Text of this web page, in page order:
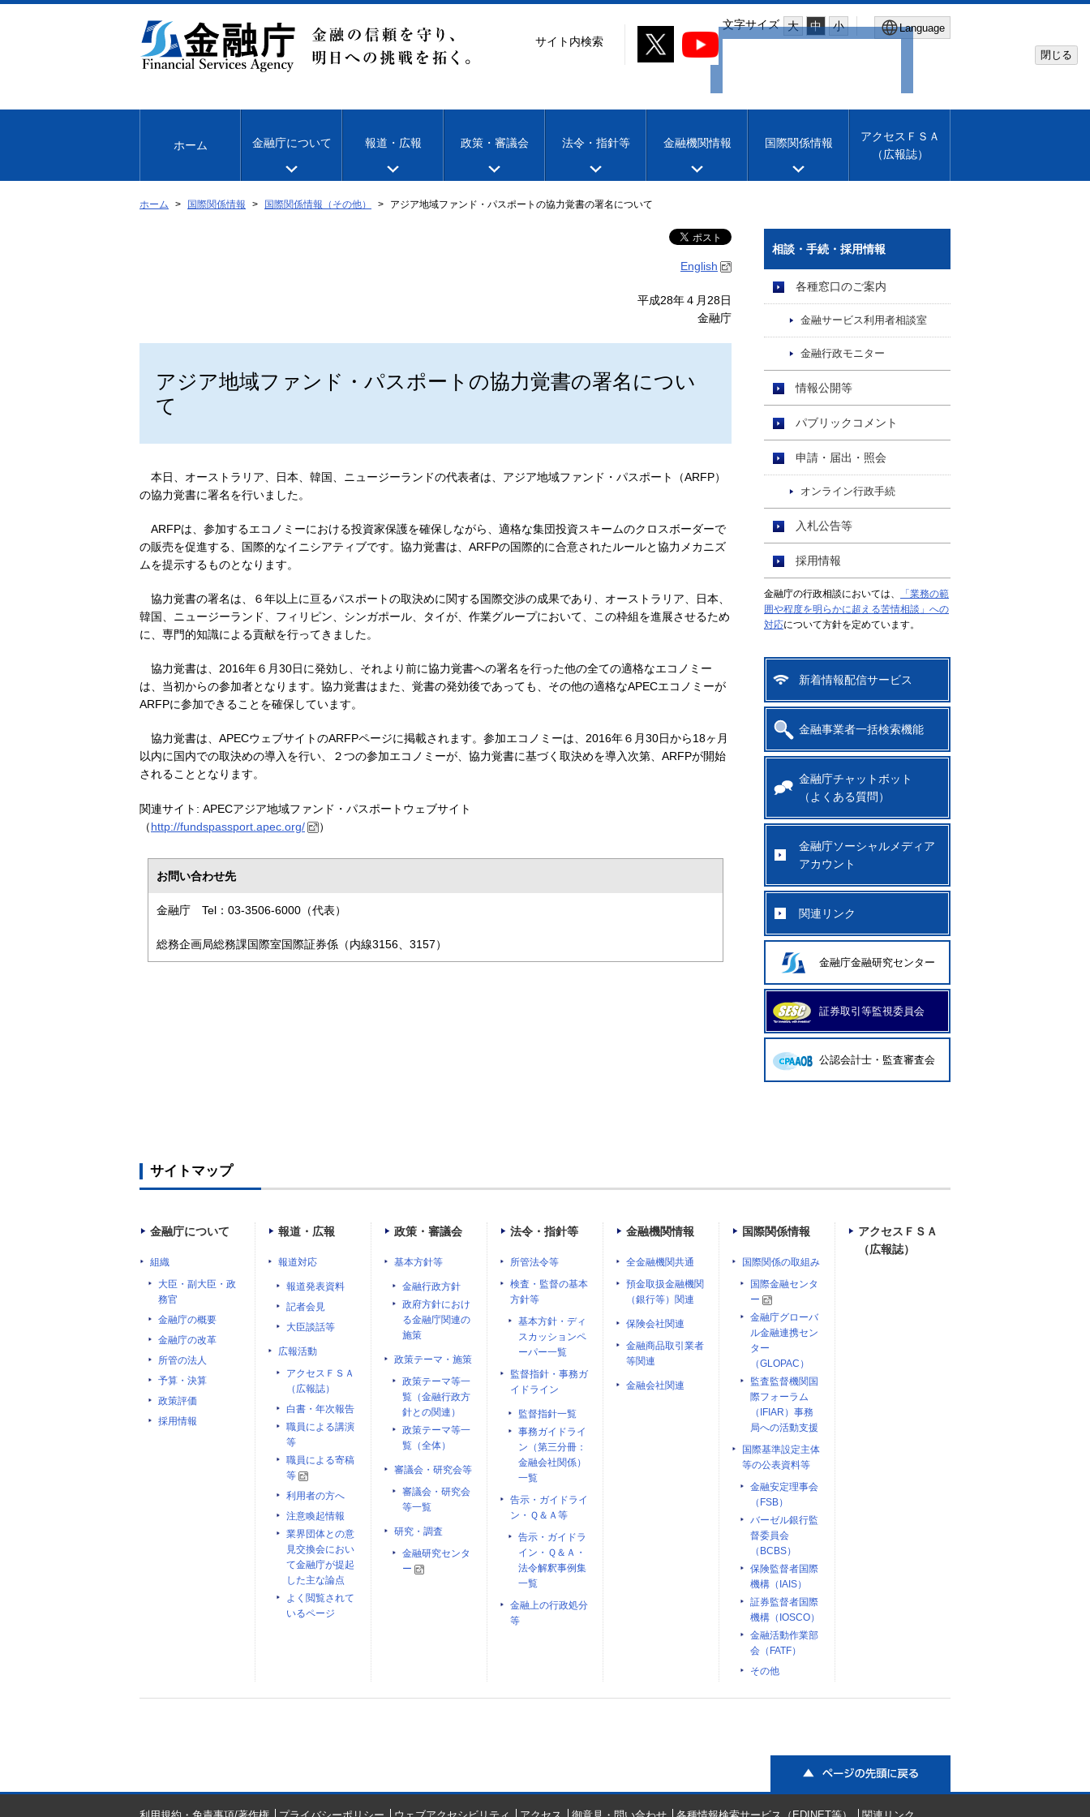
文
移
文字サイズ 大 中 小 Language
Machine translation
閉じる
サイト内検索
ホーム 金融庁について 報道・広報 政策・審議会 法令・指針等 金融機関情報 国際関係情報
アクセスＦＳＡ
（広報誌）
ホーム 国際関係情報 国際関係情報（その他） アジア地域ファンド・パスポートの協力覚書の署名について
English
平成28年４月28日
金融庁
アジア地域ファンド・パスポートの協力覚書の署名につい
て
本日、オーストラリア、日本、韓国、ニュージーランドの代表者は、アジア地域ファンド・パスポート（ARFP）
の協力覚書に署名を行いました。
ARFPは、参加するエコノミーにおける投資家保護を確保しながら、適格な集団投資スキームのクロスボーダーで
の販売を促進する、国際的なイニシアティブです。協力覚書は、ARFPの国際的に合意されたルールと協力メカニズ
ムを提示するものとなります。
協力覚書の署名は、６年以上に亘るパスポートの取決めに関する国際交渉の成果であり、オーストラリア、日本、
韓国、ニュージーランド、フィリピン、シンガポール、タイが、作業グループにおいて、この枠組を進展させるため
に、専門的知識による貢献を行ってきました。
協力覚書は、2016年６月30日に発効し、それより前に協力覚書への署名を行った他の全ての適格なエコノミー
は、当初からの参加者となります。協力覚書はまた、覚書の発効後であっても、その他の適格なAPECエコノミーが
ARFPに参加できることを確保しています。
協力覚書は、APECウェブサイトのARFPページに掲載されます。参加エコノミーは、2016年６月30日から18ヶ月
以内に国内での取決めの導入を行い、２つの参加エコノミーが、協力覚書に基づく取決めを導入次第、ARFPが開始
されることとなります。
関連サイト: APECアジア地域ファンド・パスポートウェブサイト
（http://fundspassport.apec.org/ ）
お問い合わせ先
金融庁 Tel：03-3506-6000（代表）
総務企画局総務課国際室国際証券係（内線3156、3157）
相談・手続・採用情報
各種窓口のご案内
金融サービス利用者相談室
金融行政モニター
情報公開等
パブリックコメント
申請・届出・照会
オンライン行政手続
入札公告等
採用情報
金融庁の行政相談においては、
「業務の範
囲や程度を明らかに超える苦情相談」への
対応について方針を定めています。
新着情報配信サービス
金融事業者一括検索機能
金融庁チャットボット
（よくある質問）
金融庁ソーシャルメディア
アカウント
関連リンク
金融庁金融研究センター
証券取引等監視委員会
公認会計士・監査審査会
サイトマップ
金融庁について
組織
大臣・副大臣・政
務官
金融庁の概要
金融庁の改革
所管の法人
予算・決算
政策評価
採用情報
報道・広報
報道対応
報道発表資料
記者会見
大臣談話等
広報活動
アクセスＦＳＡ
（広報誌）
白書・年次報告
職員による講演
等
職員による寄稿
等
利用者の方へ
注意喚起情報
業界団体との意
見交換会におい
て金融庁が提起
した主な論点
よく閲覧されて
いるページ
政策・審議会
基本方針等
金融行政方針
政府方針におけ
る金融庁関連の
施策
政策テーマ・施策
政策テーマ等一
覧（金融行政方
針との関連）
政策テーマ等一
覧（全体）
審議会・研究会等
審議会・研究会
等一覧
研究・調査
金融研究センタ
ー
法令・指針等
所管法令等
検査・監督の基本
方針等
基本方針・ディ
スカッションペ
ーパー一覧
監督指針・事務ガ
イドライン
監督指針一覧
事務ガイドライ
ン（第三分冊：
金融会社関係）
一覧
告示・ガイドライ
ン・Ｑ＆Ａ等
告示・ガイドラ
イン・Ｑ＆Ａ・
法令解釈事例集
一覧
金融上の行政処分
等
金融機関情報
全金融機関共通
預金取扱金融機関
（銀行等）関連
保険会社関連
金融商品取引業者
等関連
金融会社関連
国際関係情報
国際関係の取組み
国際金融センタ
ー
金融庁グローバ
ル金融連携セン
ター
（GLOPAC）
監査監督機関国
際フォーラム
（IFIAR）事務
局への活動支援
国際基準設定主体
等の公表資料等
金融安定理事会
（FSB）
バーゼル銀行監
督委員会
（BCBS）
保険監督者国際
機構（IAIS）
証券監督者国際
機構（IOSCO）
金融活動作業部
会（FATF）
その他
アクセスＦＳＡ
（広報誌）